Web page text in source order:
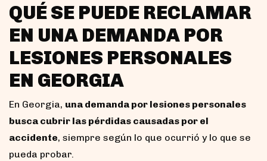
QUÉ SE PUEDE RECLAMAR
EN UNA DEMANDA POR
LESIONES PERSONALES
EN GEORGIA
En Georgia, una demanda por lesiones personales
busca cubrir las pérdidas causadas por el
accidente, siempre según lo que ocurrió y lo que se
pueda probar.